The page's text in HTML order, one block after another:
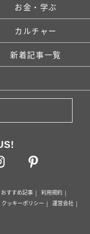
お金・学ぶ
カルチャー
新着記事一覧
おすすめ記事
利用規約
クッキーポリシー
運営会社